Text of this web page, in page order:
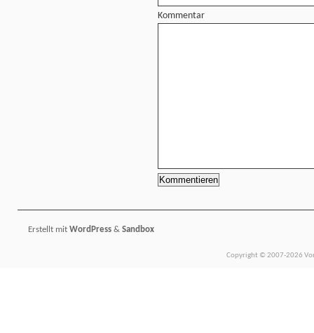
Kommentar
Erstellt mit WordPress & Sandbox
Copyright © 2007-2026